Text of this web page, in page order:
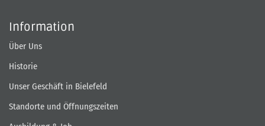
Information
Über Uns
Historie
Unser Geschäft in Bielefeld
Standorte und Öffnungszeiten